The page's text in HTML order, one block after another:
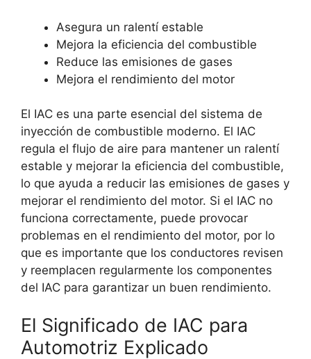
Asegura un ralentí estable
Mejora la eficiencia del combustible
Reduce las emisiones de gases
Mejora el rendimiento del motor
El IAC es una parte esencial del sistema de
inyección de combustible moderno. El IAC
regula el flujo de aire para mantener un ralentí
estable y mejorar la eficiencia del combustible,
lo que ayuda a reducir las emisiones de gases y
mejorar el rendimiento del motor. Si el IAC no
funciona correctamente, puede provocar
problemas en el rendimiento del motor, por lo
que es importante que los conductores revisen
y reemplacen regularmente los componentes
del IAC para garantizar un buen rendimiento.
El Significado de IAC para
Automotriz Explicado